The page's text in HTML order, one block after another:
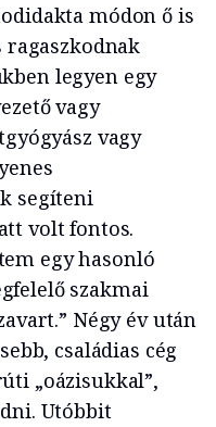
módon ő is
ragaszkodnak
legyen egy
vagy
vagy
segíteni
volt fontos.
egy hasonló
szakmai
Négy év után
családias cég
„oázisukkal”,
Utóbbit